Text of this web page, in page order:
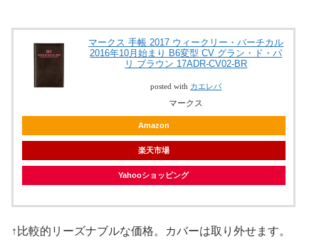
マークス 手帳 2017 ウィークリー・バーチカル
2016年10月始まり B6変型 CV グラン・ド・パ
リ ブラウン 17ADR-CV02-BR
posted with カエレバ
マークス
Amazon
楽天市場
Yahooショッピング
↑比較的リーズナブルな価格。カバーは取り外せます。